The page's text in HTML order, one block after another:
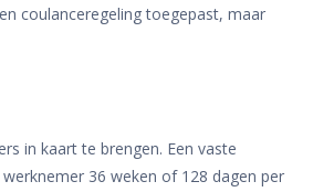
coulanceregeling toegepast, maar
in kaart te brengen. Een vaste
36 weken of 128 dagen per